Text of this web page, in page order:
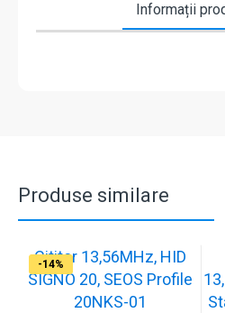
Informații
Produse similare
-12%
Cititor 13,56MHz, HID
SIGNO 20, SEOS Profile
20NKS-01
-14%